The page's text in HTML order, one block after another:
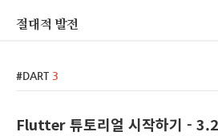
절대적 발전
DART 3
Flutter 튜토리얼 시작하기 - 3.2